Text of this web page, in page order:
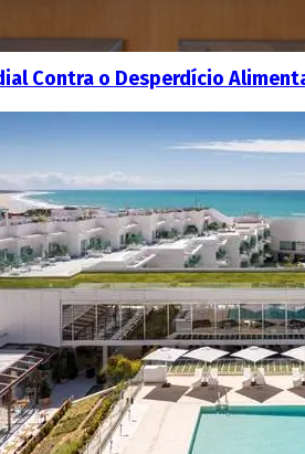
Contra o Desperdício